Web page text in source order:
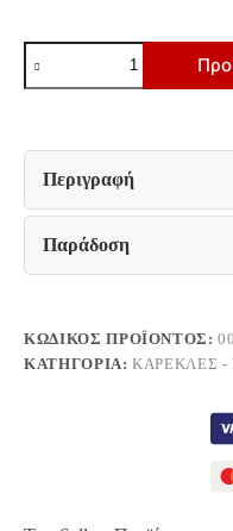
ΠΟΛΥΘΡΟΝΑ
ΕΞ.ΧΩΡΟΥ
COMFEE
ΠΟΛΥΠΡΟΠΥΛΕΝΙΟ
54x57x83Υ
εκ.
ποσότητα
Περιγραφή
Παράδοση
ΚΩΔΙΚΌΣ ΠΡΟΪΌΝΤΟΣ:
ΚΑΤΗΓΟΡΊΑ:ΚΑΡΈΚΛΕΣ -